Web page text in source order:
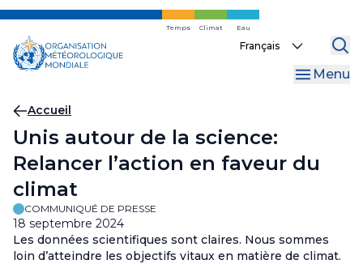
Skip
main
content
Temps Climat Eau
Select
Menu
Fil
d'Ariane
Accueil
Unis autour de la science:
Relancer l’action en faveur du
climat
COMMUNIQUÉ DE PRESSE
18 septembre 2024
Les données scientifiques sont claires. Nous sommes
loin d’atteindre les objectifs vitaux en matière de climat.